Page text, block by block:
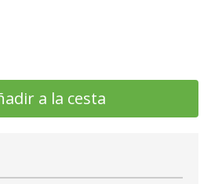
a la cesta